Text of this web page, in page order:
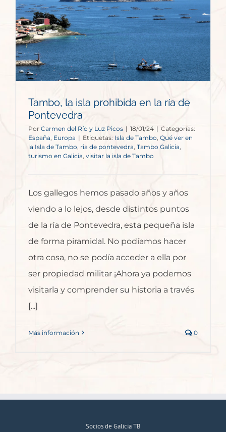
Tambo, la isla prohibida en la ría de
Pontevedra
Por Carmen del Río y Luz Picos | 18/01/24 | Categorías:
España Europa | Etiquetas: Isla de Tambo Qué ver en
la Isla de Tambo ria de pontevedra Tambo Galicia,
turismo en Galicia, visitar la isla de Tambo
Los gallegos hemos pasado años y años
viendo a lo lejos, desde distintos puntos
de la ría de Pontevedra, esta pequeña isla
de forma piramidal. No podíamos hacer
otra cosa, no se podía acceder a ella por
ser propiedad militar ¡Ahora ya podemos
visitarla y comprender su historia a través
[...]
Más información 0
Socios de Galicia TB